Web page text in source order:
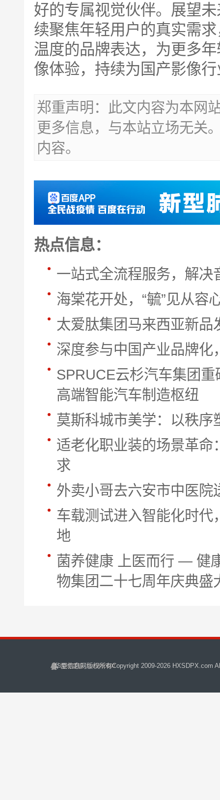
好的专属视觉伙伴。展望
续聚焦年轻用户的真实需
温度的品牌表达，为更多
像体验，持续为国产影像
郑重声明：此文内容为本网
更多信息，与本站立场无关
内容。
热点信息：
一站式全流程服务，解决
海棠花开处，“毓”见从容
太爱肽集团马来西亚新品
深度参与中国产业品牌化
SPRUCE云杉汽车集团
高端智能汽车制造枢纽
莫斯科城市美学：以秩序
适老化职业装的场景革
求
外卖小哥去六安市中医
车载测试进入智能化时
地
菌养健康 上医而行 — 健
物集团二十七周年庆典盛
华夏信息网版权所有Copyright 2009-2026 HXSDPX.com